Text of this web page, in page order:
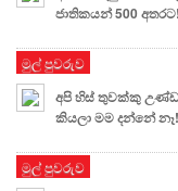
ජාතිකයන් 500 අතරට!
මුල් පුවරුව
අපි හිස් තුවක්කු උණ්ඩ
කියලා මම දන්නේ
මුල් පුවරුව